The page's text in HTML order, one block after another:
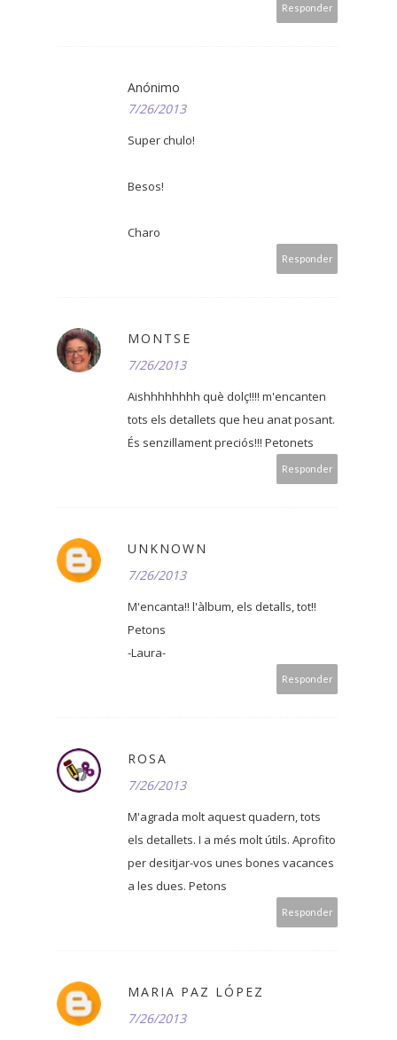
Responder
Anónimo
7/26/2013
Super chulo!
Besos!
Charo
Responder
MONTSE
7/26/2013
Aishhhhhhhh què dolç!!!! m'encanten
tots els detallets que heu anat posant.
És senzillament preciós!!! Petonets
Responder
UNKNOWN
7/26/2013
M'encanta!! l'àlbum, els detalls, tot!!
Petons
-Laura-
Responder
ROSA
7/26/2013
M'agrada molt aquest quadern, tots
els detallets. I a més molt útils. Aprofito
per desitjar-vos unes bones vacances
a les dues. Petons
Responder
MARIA PAZ LÓPEZ
7/26/2013